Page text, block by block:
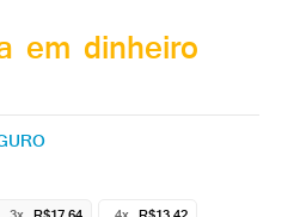
em dinheiro